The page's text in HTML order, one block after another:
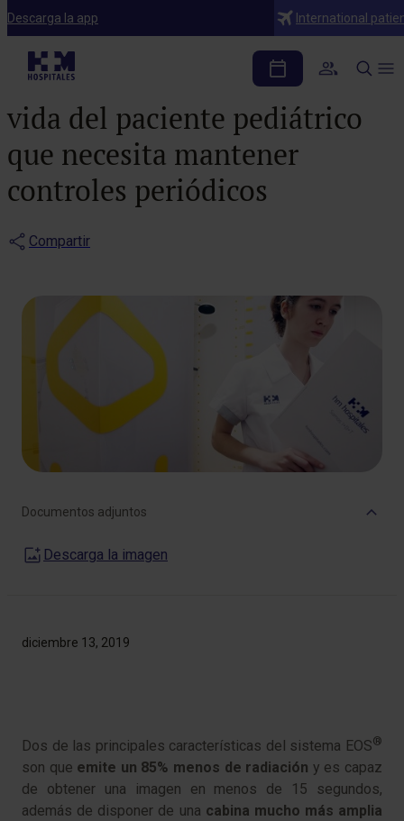
Descarga la app International
Notas de prensa
El escáner vertical EOS®
ayuda a mejorar la calidad de
vida del paciente pediátrico
que necesita mantener
controles periódicos
Compartir
diciembre 13, 2019
Dos de las principales características del sistema EOS®
son que emite un 85% menos de radiación y es capaz
de obtener una imagen en menos de 15 segundos,
además de disponer de una cabina mucho más amplia
Documentos adjuntos
Descarga la imagen